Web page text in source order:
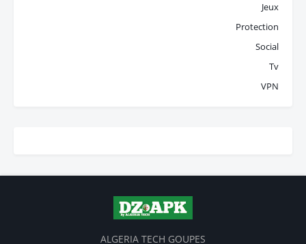
Jeux
Protection
Social
Tv
VPN
ALGERIA TECH GOUPES